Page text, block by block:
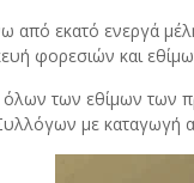
εκατό ενεργά
φορεσιών και
όλων των εθίμων
με